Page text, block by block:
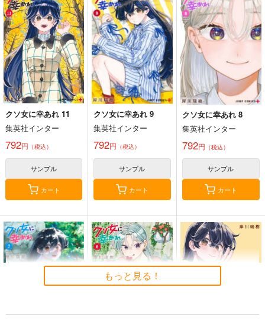
クソ女に幸あれ 11
集英社インター
792円 （税込）
サンプル
カート
クソ女に幸あれ 9
集英社インター
792円 （税込）
サンプル
カート
クソ女に幸あれ 8
集英社インター
792円 （税込）
サンプル
カート
もっと見る！